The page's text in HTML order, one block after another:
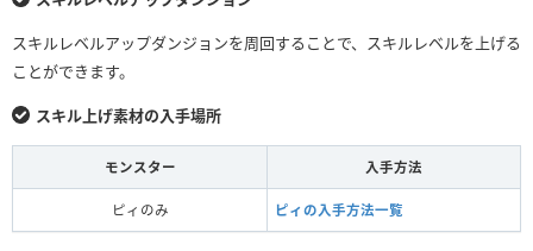
スキルレベルアップダンジョンを周回することで、スキルレベルを上げる
ことができます。
スキル上げ素材の入手場所
モンスター 入手方法
ピィのみ ピィの入手方法一覧